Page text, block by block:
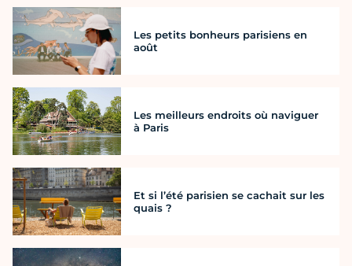
Les petits bonheurs parisiens en
août
Les meilleurs endroits où naviguer
à Paris
Et si l’été parisien se cachait sur les
quais ?